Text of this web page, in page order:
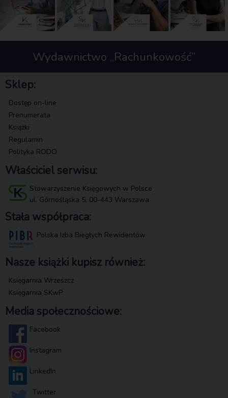
Wydawnictwo „Rachunkowość”
Sklep:
Dostęp on-line
Prenumerata
Książki
Regulamin
Polityka RODO
Właściciel serwisu:
Stowarzyszenie Księgowych w Polsce
ul. Górnośląska 5, 00-443 Warszawa
Stała współpraca:
Polska Izba Biegłych Rewidentów
Nasze książki kupisz również:
Księgarnia Wrzeszcz
Księgarnia SKwP
Media społecznościowe:
Facebook
Instagram
LinkedIn
Twitter